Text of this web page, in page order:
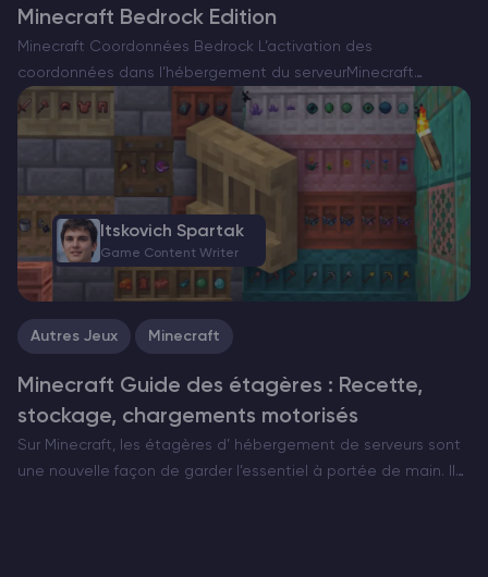
Minecraft Bedrock Edition
Minecraft Coordonnées Bedrock L’activation des
coordonnées dans l’hébergement du serveurMinecraft
Bedrock améliore considérablement l’expérience de jeu en
fournissant une navigation précise et une aide à la
construction. Les coordonnées indiquent la position exacte
Autres Jeux Minecraft
Minecraft Guide des étagères : Recette,
stockage, chargements motorisés
Sur Minecraft, les étagères d’ hébergement de serveurs sont
une nouvelle façon de garder l’essentiel à portée de main. Il
Itskovich Spartak
Game Content Writer